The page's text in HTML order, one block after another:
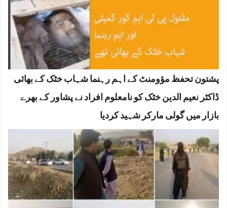
پشتون تحفظ مؤومنٹ کے اہم رہنما شہاب خٹک کے بھائی
ڈاکٹر نعیم الدین خٹک کو نامعلوم افراد نے پشاور کے بھرے
بازار میں گولی مارکر شہید کردیا